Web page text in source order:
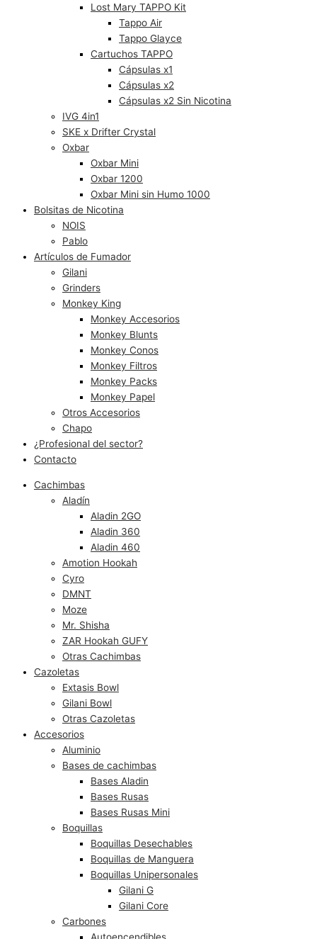
Lost Mary TAPPO Kit
Tappo Air
Tappo Glayce
Cartuchos TAPPO
Cápsulas x1
Cápsulas x2
Cápsulas x2 Sin Nicotina
IVG 4in1
SKE x Drifter Crystal
Oxbar
Oxbar Mini
Oxbar 1200
Oxbar Mini sin Humo 1000
Bolsitas de Nicotina
NOIS
Pablo
Artículos de Fumador
Gilani
Grinders
Monkey King
Monkey Accesorios
Monkey Blunts
Monkey Conos
Monkey Filtros
Monkey Packs
Monkey Papel
Otros Accesorios
Chapo
¿Profesional del sector?
Contacto
Cachimbas
Aladín
Aladin 2GO
Aladin 360
Aladin 460
Amotion Hookah
Cyro
DMNT
Moze
Mr. Shisha
ZAR Hookah GUFY
Otras Cachimbas
Cazoletas
Extasis Bowl
Gilani Bowl
Otras Cazoletas
Accesorios
Aluminio
Bases de cachimbas
Bases Aladin
Bases Rusas
Bases Rusas Mini
Boquillas
Boquillas Desechables
Boquillas de Manguera
Boquillas Unipersonales
Gilani G
Gilani Core
Carbones
Autoencendibles